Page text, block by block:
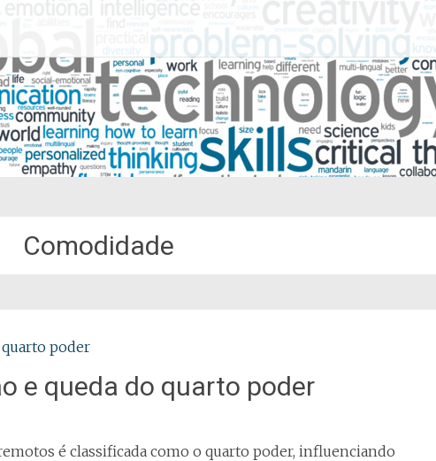
Comodidade
e queda do quarto poder
é classificada como o quarto poder, influenciando